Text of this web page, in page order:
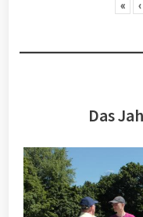
« ‹
Das